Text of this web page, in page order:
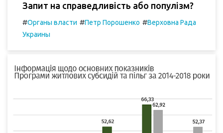
Запит на справедливість або популізм?
#Органы власти #Петр Порошенко #Верховна Рада
Украины